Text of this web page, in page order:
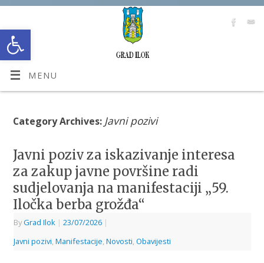
Open toolbar
MENU
Category Archives: Javni pozivi
Javni poziv za iskazivanje interesa
za zakup javne površine radi
sudjelovanja na manifestaciji „59.
Iločka berba grožđa“
ByGrad Ilok | 23/07/2026 |
Javni pozivi, Manifestacije, Novosti, Obavijesti